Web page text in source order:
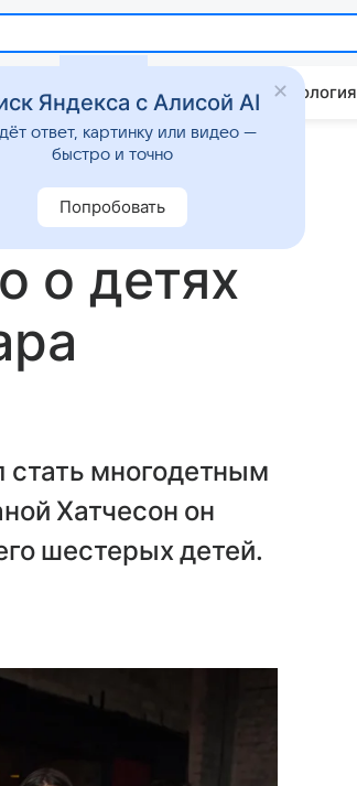
Гороскопы Стиль жизни Психология
о детях
многодетным
Хатчесон он
шестерых детей.
Яндекса с Алисой AI
ответ, картинку или видео —
быстро и точно
Попробовать